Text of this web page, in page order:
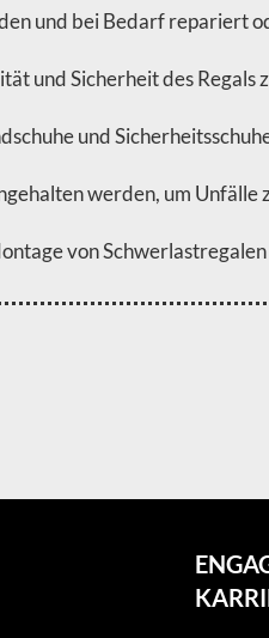
und bei Bedarf repariert
und Sicherheit des Regals
und
werden, um Unfälle
von